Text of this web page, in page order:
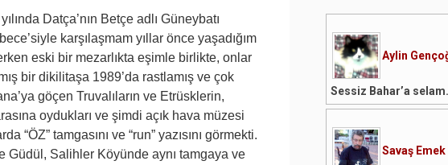
Datça’nın Betçe adlı Güneybatı
karşılaşmam yıllar önce yaşadığım
eski bir mezarlıkta eşimle birlikte, onlar
bir dikilitaşa 1989’da rastlamış ve çok
göçen Truvalıların ve Etrüsklerin,
oydukları ve şimdi açık hava müzesi
tamgasını ve “run” yazısını görmekti.
Güdül, Salihler Köyünde aynı tamgaya ve
Aylin
Sessiz Bahar’a
Savaş Emek